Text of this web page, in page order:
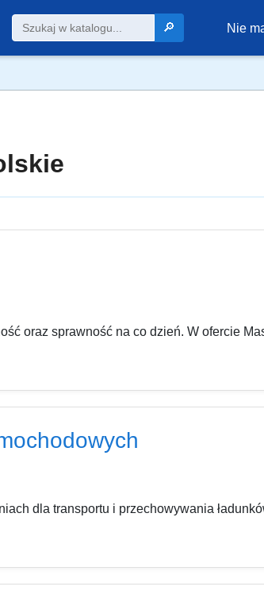
🔎 Nie
oraz sprawność na co dzień. W ofercie
dla transportu i przechowywania